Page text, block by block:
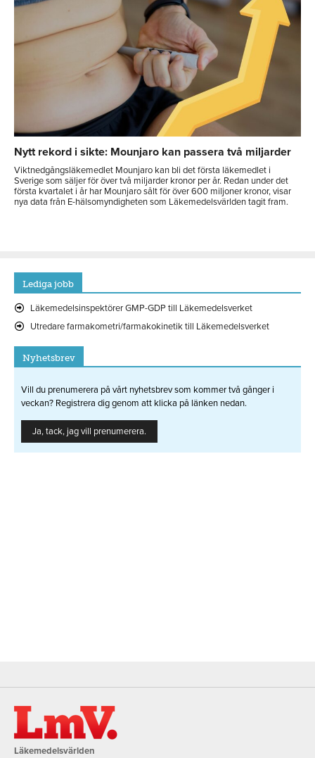
Nytt rekord i sikte: Mounjaro kan passera två miljarder
Viktnedgångsläkemedlet Mounjaro kan bli det första läkemedlet i
Sverige som säljer för över två miljarder kronor per år. Redan under det
första kvartalet i år har Mounjaro sålt för över 600 miljoner kronor, visar
nya data från E-hälsomyndigheten som Läkemedelsvärlden tagit fram.
Lediga jobb
Läkemedelsinspektörer GMP-GDP till Läkemedelsverket
Utredare farmakometri/farmakokinetik till Läkemedelsverket
Nyhetsbrev
Vill du prenumerera på vårt nyhetsbrev som kommer två gånger i
veckan? Registrera dig genom att klicka på länken nedan.
Ja, tack, jag vill prenumerera.
Läkemedelsvärlden